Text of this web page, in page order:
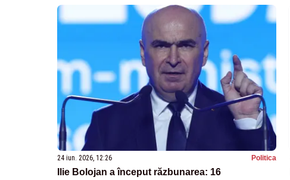
24 iun. 2026, 12:26 Politica
Ilie Bolojan a început răzbunarea: 16